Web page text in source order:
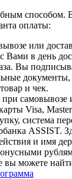
способом.
оплаты:
или
Вами в день
Вы
и чек.
при
Visa,
система
ASSIST.
и имя
вы можете